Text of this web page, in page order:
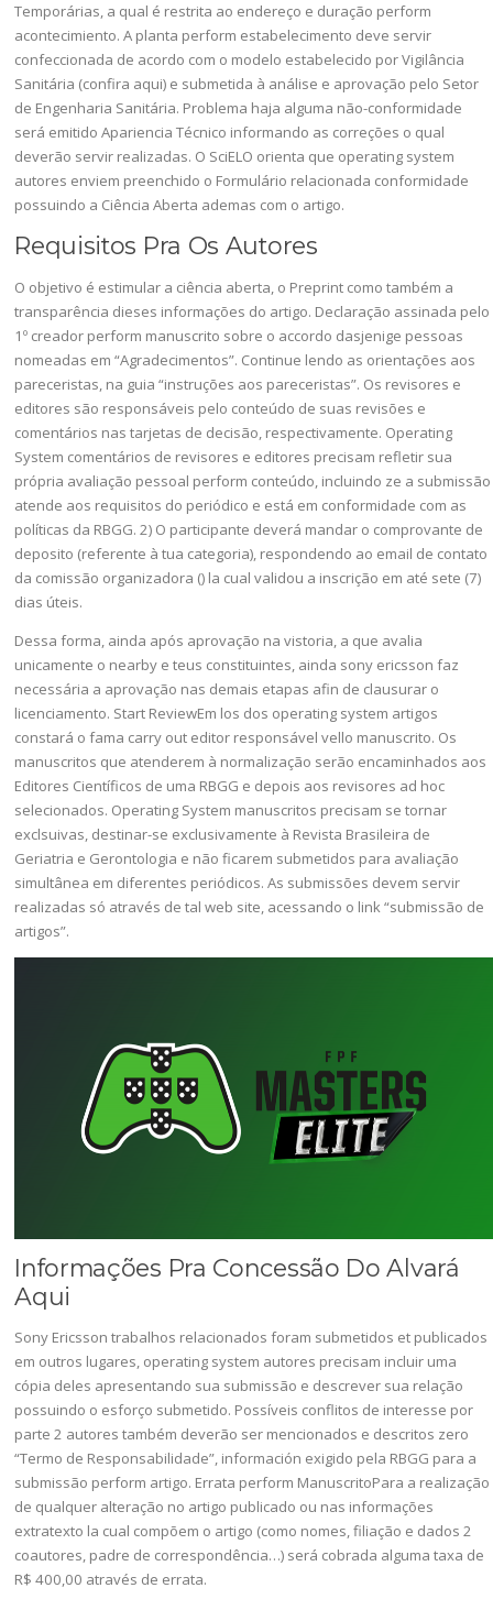
Temporárias, a qual é restrita ao endereço e duração perform
acontecimiento. A planta perform estabelecimento deve servir
confeccionada de acordo com o modelo estabelecido por Vigilância
Sanitária (confira aqui) e submetida à análise e aprovação pelo Setor
de Engenharia Sanitária. Problema haja alguma não-conformidade
será emitido Apariencia Técnico informando as correções o qual
deverão servir realizadas. O SciELO orienta que operating system
autores enviem preenchido o Formulário relacionada conformidade
possuindo a Ciência Aberta ademas com o artigo.
Requisitos Pra Os Autores
O objetivo é estimular a ciência aberta, o Preprint como também a
transparência dieses informações do artigo. Declaração assinada pelo
1º creador perform manuscrito sobre o accordo dasjenige pessoas
nomeadas em “Agradecimentos”. Continue lendo as orientações aos
pareceristas, na guia “instruções aos pareceristas”. Os revisores e
editores são responsáveis pelo conteúdo de suas revisões e
comentários nas tarjetas de decisão, respectivamente. Operating
System comentários de revisores e editores precisam refletir sua
própria avaliação pessoal perform conteúdo, incluindo ze a submissão
atende aos requisitos do periódico e está em conformidade com as
políticas da RBGG. 2) O participante deverá mandar o comprovante de
deposito (referente à tua categoria), respondendo ao email de contato
da comissão organizadora () la cual validou a inscrição em até sete (7)
dias úteis.
Dessa forma, ainda após aprovação na vistoria, a que avalia
unicamente o nearby e teus constituintes, ainda sony ericsson faz
necessária a aprovação nas demais etapas afin de clausurar o
licenciamento. Start ReviewEm los dos operating system artigos
constará o fama carry out editor responsável vello manuscrito. Os
manuscritos que atenderem à normalização serão encaminhados aos
Editores Científicos de uma RBGG e depois aos revisores ad hoc
selecionados. Operating System manuscritos precisam se tornar
exclsuivas, destinar-se exclusivamente à Revista Brasileira de
Geriatria e Gerontologia e não ficarem submetidos para avaliação
simultânea em diferentes periódicos. As submissões devem servir
realizadas só através de tal web site, acessando o link “submissão de
artigos”.
Informações Pra Concessão Do Alvará
Aqui
Sony Ericsson trabalhos relacionados foram submetidos et publicados
em outros lugares, operating system autores precisam incluir uma
cópia deles apresentando sua submissão e descrever sua relação
possuindo o esforço submetido. Possíveis conflitos de interesse por
parte 2 autores também deverão ser mencionados e descritos zero
“Termo de Responsabilidade”, información exigido pela RBGG para a
submissão perform artigo. Errata perform ManuscritoPara a realização
de qualquer alteração no artigo publicado ou nas informações
extratexto la cual compõem o artigo (como nomes, filiação e dados 2
coautores, padre de correspondência…) será cobrada alguma taxa de
R$ 400,00 através de errata.